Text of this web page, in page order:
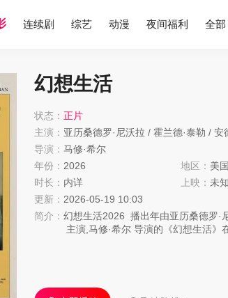
连续剧 综艺 动漫 夜间福利 全部
幻想生活
状态： 正片
主演： 亚历桑德罗·尼沃拉 / 霍兰德·泰勒 / 安
导演： 马修·希尔
年份： 2026 地区： 美国
时长： 内详 上映： 未知
更新： 2026-05-19 10:03
简介： 幻想生活2026 播出年由亚历桑德罗·
主演, 马修·希尔 导演的《幻想生活》